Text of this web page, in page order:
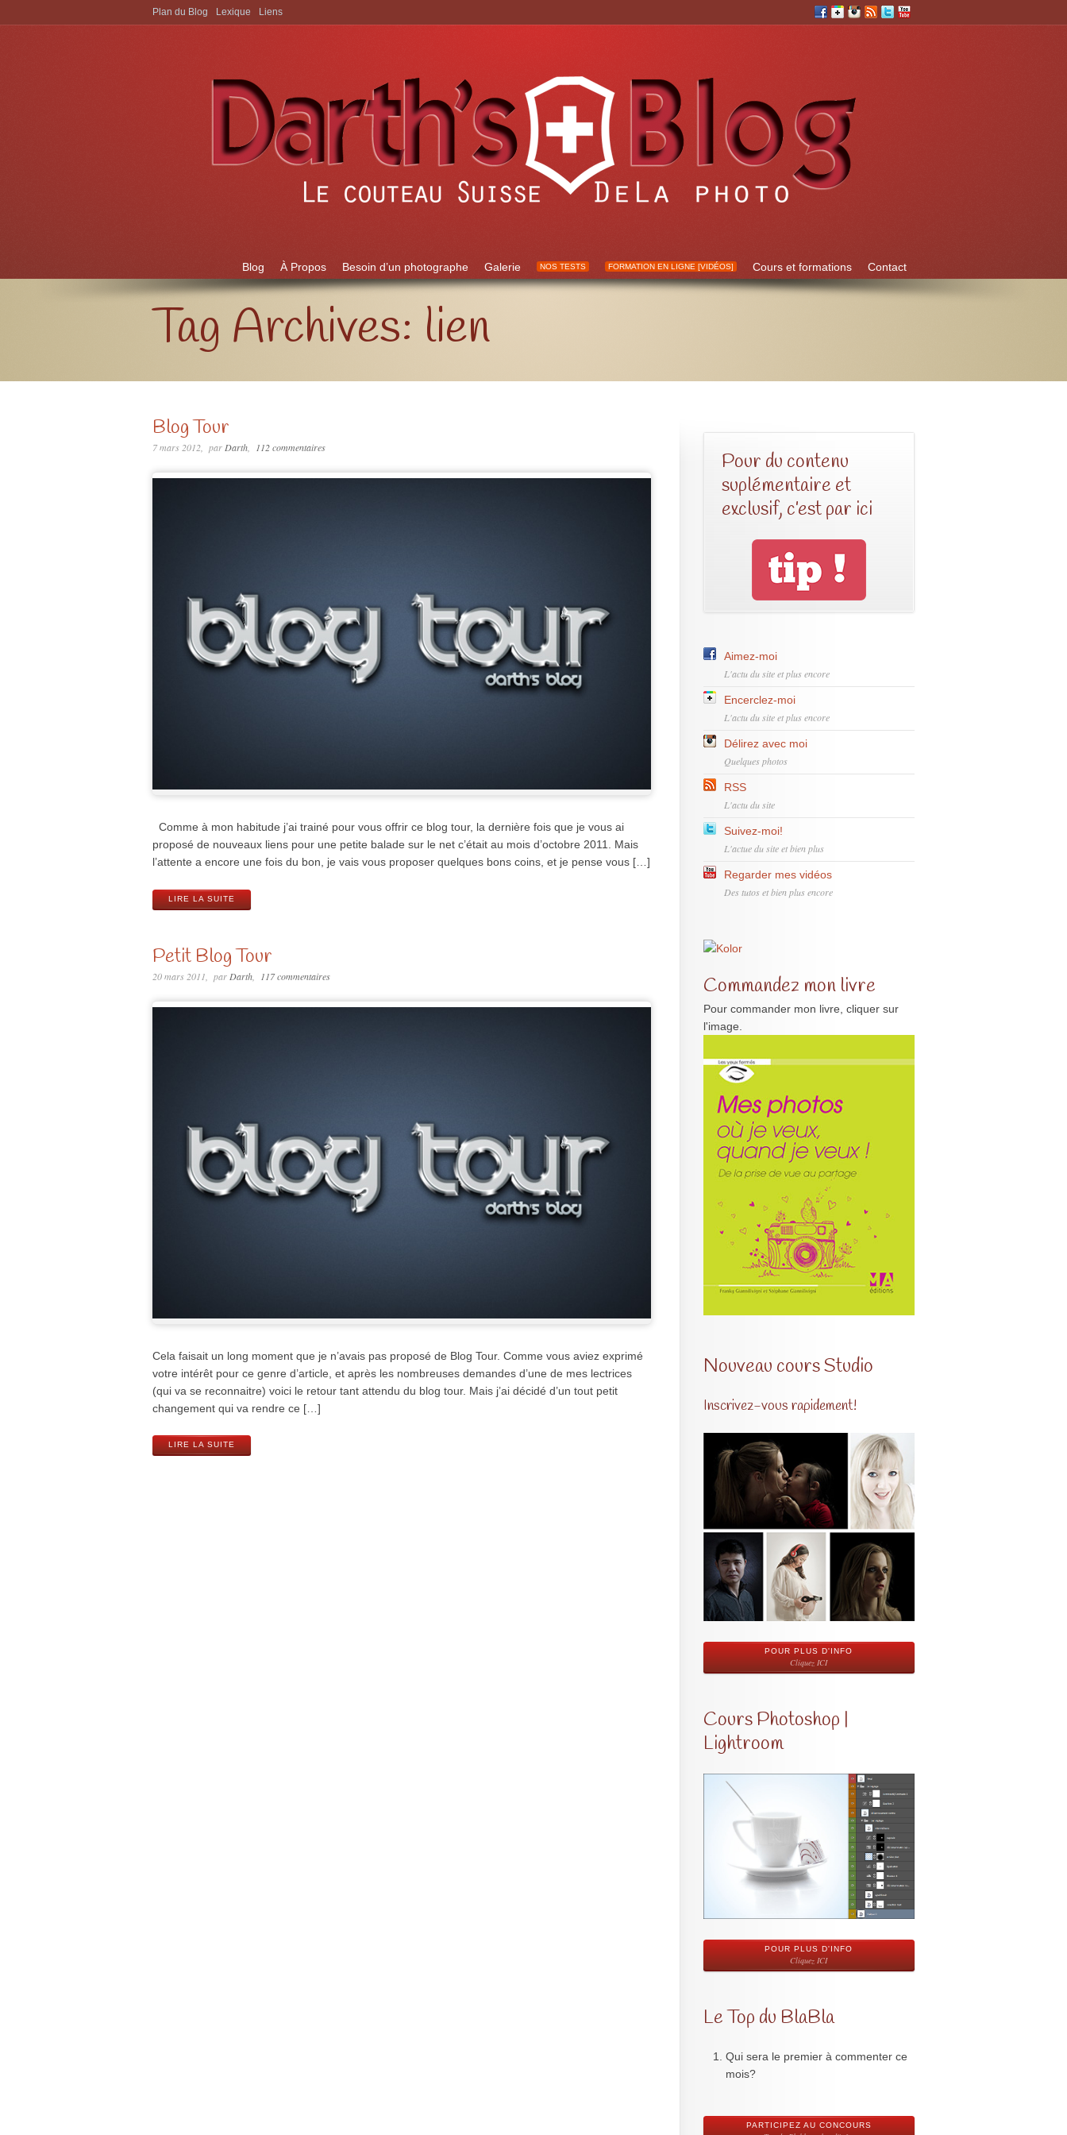
Aller à:
Blog À Propos Besoin d’un photographe Galerie NOS TESTS FORMATION EN LIGNE [VIDÉOS] Cours et formations Contact
Plan du Blog Lexique Liens
Tag Archives: lien
Blog Tour
7 mars 2012 par Darth 112 commentaires
Comme à mon habitude j’ai trainé pour vous offrir ce blog tour, la dernière fois que je vous ai
proposé de nouveaux liens pour une petite balade sur le net c’était au mois d’octobre 2011. Mais
l’attente a encore une fois du bon, je vais vous proposer quelques bons coins, et je pense vous […]
LIRE LA SUITE
Petit Blog Tour
20 mars 2011 par Darth 117 commentaires
Cela faisait un long moment que je n’avais pas proposé de Blog Tour. Comme vous aviez exprimé
votre intérêt pour ce genre d’article, et après les nombreuses demandes d’une de mes lectrices
(qui va se reconnaitre) voici le retour tant attendu du blog tour. Mais j’ai décidé d’un tout petit
changement qui va rendre ce […]
LIRE LA SUITE
Pour du contenu
suplémentaire et
exclusif, c’est par ici
Aimez-moi
L'actu du site et plus encore
Encerclez-moi
L'actu du site et plus encore
Délirez avec moi
Quelques photos
RSS
L'actu du site
Suivez-moi!
L'actue du site et bien plus
Regarder mes vidéos
Des tutos et bien plus encore
Commandez mon livre
Pour commander mon livre, cliquer sur
l'image.
Nouveau cours Studio
Inscrivez-vous rapidement!
POUR PLUS D'INFO
Cliquez ICI
Cours Photoshop |
Lightroom
POUR PLUS D'INFO
Cliquez ICI
Le Top du BlaBla
Qui sera le premier à commenter ce
mois?
PARTICIPEZ AU CONCOURS